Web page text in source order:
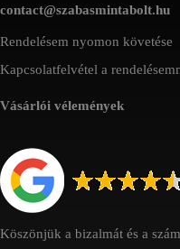
contact@szabasmintabolt.hu
Rendelésem nyomon követése
Kapcsolatfelvétel a
Vásárlói vélemények
Köszönjük a bizalmát és a